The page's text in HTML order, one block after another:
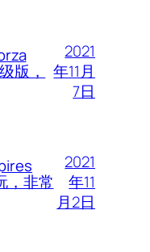
版，
2021
年11月
7日
，非常
2021
年11
月2日